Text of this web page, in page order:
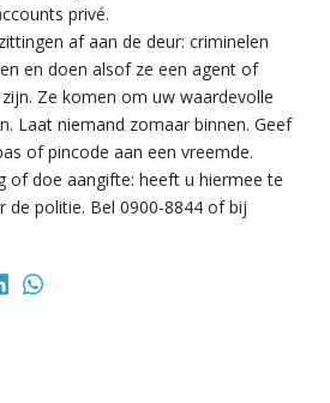
privé.
af aan de deur: criminelen
en doen alsof ze een agent of
Ze komen om uw waardevolle
Laat niemand zomaar binnen. Geef
of pincode aan een vreemde.
of doe aangifte: heeft u hiermee te
de politie. Bel 0900-8844 of bij